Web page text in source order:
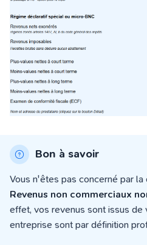
Bon à savoir
Vous n'êtes pas concerné par la
Revenus non commerciaux
effet, vos revenus sont issus
entreprise sont par définition